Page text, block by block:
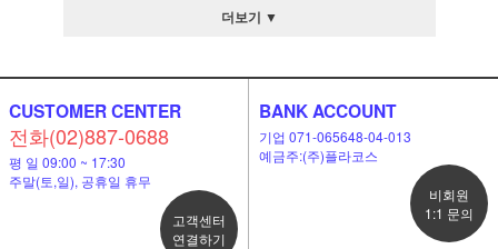
더보기 ▼
CUSTOMER CENTER
전화(02)887-0688
평 일 09:00 ~ 17:30
주말(토,일), 공휴일 휴무
고객센터
연결하기
BANK ACCOUNT
기업 071-065648-04-013
예금주:(주)플라코스
비회원
1:1 문의